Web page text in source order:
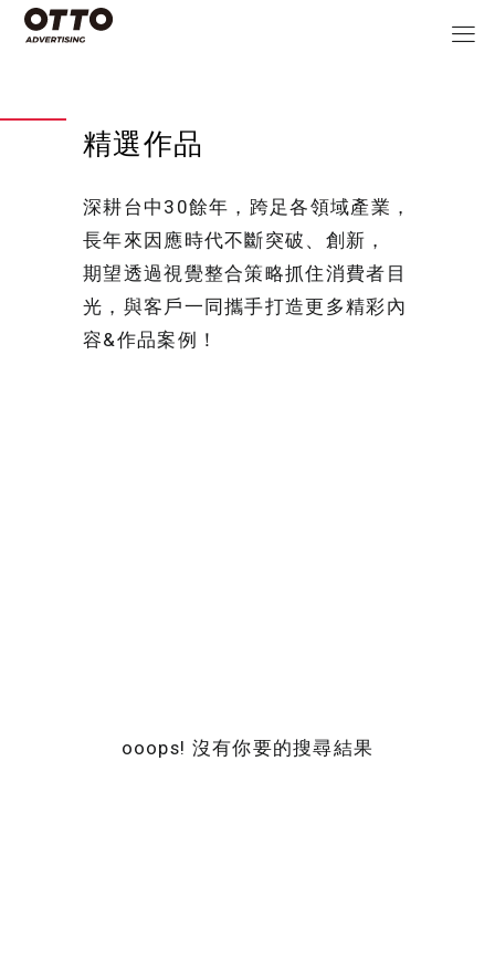
精選作品
深耕台中30餘年，跨足各領域產業，
長年來因應時代不斷突破、創新，
期望透過視覺整合策略抓住消費者目
光，與客戶一同攜手打造更多精彩內
容&作品案例！
ooops! 沒有你要的搜尋結果